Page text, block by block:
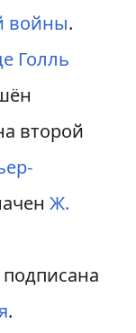
войны.
Голль
второй
Ж.
.